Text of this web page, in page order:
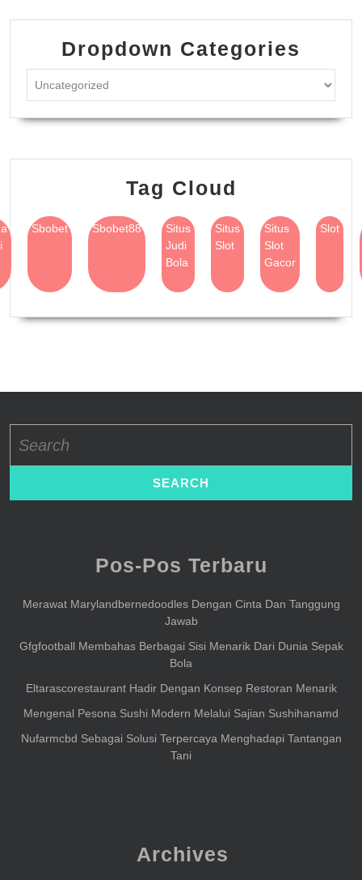
Dropdown Categories
Tag Cloud
Sbobet Sbobet88
Situs
Judi
Bola
Situs
Slot
Situs
Slot
Gacor
Slot
for:
Pos-Pos Terbaru
Merawat Marylandbernedoodles Dengan Cinta Dan Tanggung
Jawab
Gfgfootball Membahas Berbagai Sisi Menarik Dari Dunia Sepak
Bola
Eltarascorestaurant Hadir Dengan Konsep Restoran Menarik
Mengenal Pesona Sushi Modern Melalui Sajian Sushihanamd
Nufarmcbd Sebagai Solusi Terpercaya Menghadapi Tantangan
Tani
Archives